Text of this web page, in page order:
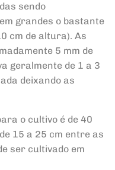
sendo
grandes o bastante
cm de altura). As
5 mm de
geralmente de 1 a 3
deixando as
o cultivo é de 40
15 a 25 cm entre as
ser cultivado em